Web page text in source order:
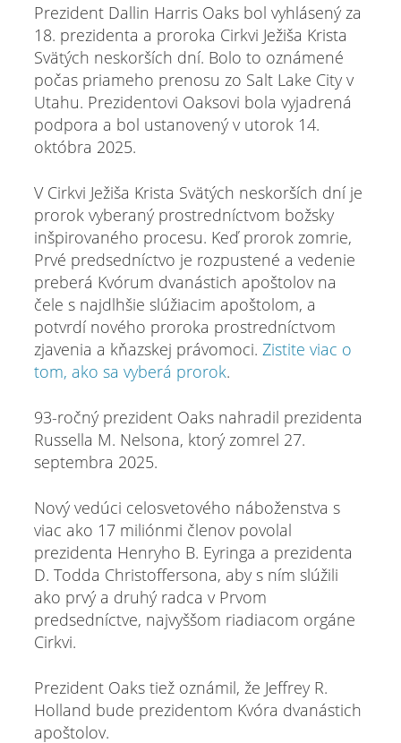
Prezident Dallin Harris Oaks bol vyhlásený za
18. prezidenta a proroka Cirkvi Ježiša Krista
Svätých neskorších dní. Bolo to oznámené
počas priameho prenosu zo Salt Lake City v
Utahu. Prezidentovi Oaksovi bola vyjadrená
podpora a bol ustanovený v utorok 14.
októbra 2025.
V Cirkvi Ježiša Krista Svätých neskorších dní je
prorok vyberaný prostredníctvom božsky
inšpirovaného procesu. Keď prorok zomrie,
Prvé predsedníctvo je rozpustené a vedenie
preberá Kvórum dvanástich apoštolov na
čele s najdlhšie slúžiacim apoštolom, a
potvrdí nového proroka prostredníctvom
zjavenia a kňazskej právomoci. Zistite viac o
tom, ako sa vyberá prorok.
93-ročný prezident Oaks nahradil prezidenta
Russella M. Nelsona, ktorý zomrel 27.
septembra 2025.
Nový vedúci celosvetového náboženstva s
viac ako 17 miliónmi členov povolal
prezidenta Henryho B. Eyringa a prezidenta
D. Todda Christoffersona, aby s ním slúžili
ako prvý a druhý radca v Prvom
predsedníctve, najvyššom riadiacom orgáne
Cirkvi.
Prezident Oaks tiež oznámil, že Jeffrey R.
Holland bude prezidentom Kvóra dvanástich
apoštolov.